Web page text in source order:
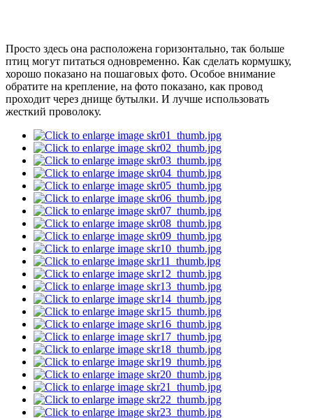
Просто здесь она расположена горизонтально, так больше
птиц могут питаться одновременно. Как сделать кормушку,
хорошо показано на пошаговых фото. Особое внимание
обратите на крепление, на фото показано, как провод
проходит через днище бутылки. И лучше использовать
жесткий проволоку.